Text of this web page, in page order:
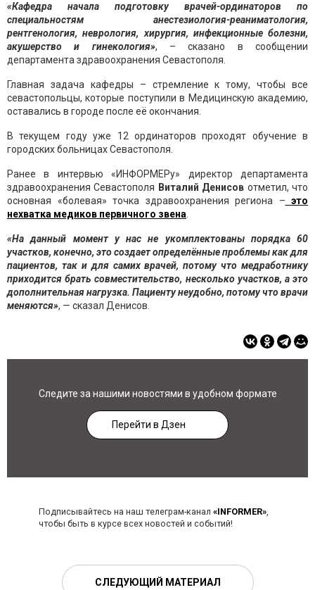
«Кафедра начала подготовку врачей-ординаторов по
специальностям анестезиология-реаниматология,
рентгенология, неврология, хирургия, инфекционные болезни,
акушерство и гинекология», – сказано в сообщении
департамента здравоохранения Севастополя.
Главная задача кафедры – стремление к тому, чтобы все
севастопольцы, которые поступили в Медицинскую академию,
оставались в городе после её окончания.
В текущем году уже 12 ординаторов проходят обучение в
городских больницах Севастополя.
Ранее в интервью «ИНФОРМЕРу» директор департамента
здравоохранения Севастополя Виталий Денисов отметил, что
основная «болевая» точка здравоохранения региона – это
нехватка медиков первичного звена
«На данный момент у нас не укомплектованы порядка 60
участков, конечно, это создает определённые проблемы как для
пациентов, так и для самих врачей, потому что медработнику
приходится брать совместительство, несколько участков, а это
дополнительная нагрузка. Пациенту неудобно, потому что врачи
меняются», — сказал Денисов.
Следите за нашими новостями в удобном формате
Перейти в Дзен
Подписывайтесь на наш телеграм-канал «INFORMER»,
чтобы быть в курсе всех новостей и событий!
СЛЕДУЮЩИЙ МАТЕРИАЛ